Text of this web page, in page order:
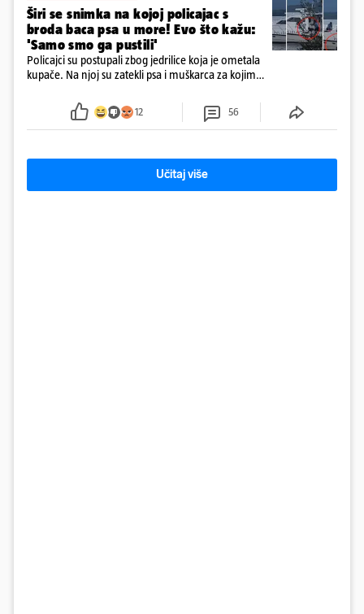
Širi se snimka na kojoj policajac s
broda baca psa u more! Evo što kažu:
'Samo smo ga pustili'
Policajci su postupali zbog jedrilice koja je ometala
kupače. Na njoj su zatekli psa i muškarca za kojim
ga uhitili, a psa je preuzeo komunalni redar
12 56
Učitaj više